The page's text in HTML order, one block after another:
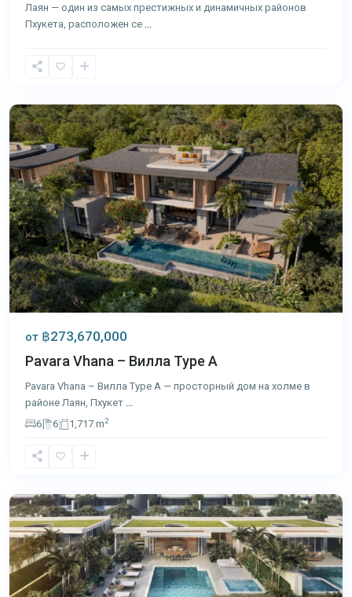
Лаян — один из самых престижных и динамичных районов
Пхукета, расположен се
Лаян
от ฿273,670,000
Pavara Vhana – Вилла Type A
Pavara Vhana – Вилла Type A — просторный дом на холме в
районе Лаян, Пхукет
6
6 1,717 m2
Лагуна,